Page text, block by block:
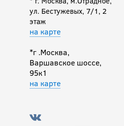
ул. Бестужевых, 7/1, 2
этаж
на карте
*г .Москва,
Варшавское шоссе,
95к1
на карте